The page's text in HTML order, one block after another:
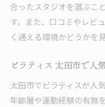
ピラティスは
太田市で運動
活用術
ピラティス初
合ったスタジオを選ぶこ
す。また、口コミやレビ
く通える環境かどうかを
ピラティス 太田市で人
太田市でピラティスが人
年齢層や運動経験の有無